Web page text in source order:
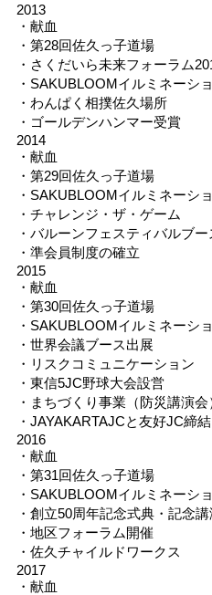
2013
・献血
・第28回佐久っ子道場
・さくだいら未来フォーラム
・SAKUBLOOMイルミネーシ
・わんぱく相撲佐久場所
・ゴールデンハンマー受賞
2014
・献血
・第29回佐久っ子道場
・SAKUBLOOMイルミネーシ
・チャレンジ・ザ・ゲーム
・バルーンフェスティバルブー
・準会員制度の確立
2015
・献血
・第30回佐久っ子道場
・SAKUBLOOMイルミネーシ
・世界会議ブース出展
・リスクコミュニケーション
・東信5JC野球大会設営
・まちづくり事業（防災講演会
・JAYAKARTAJCと友好JC締結
2016
・献血
・第31回佐久っ子道場
・SAKUBLOOMイルミネーシ
・創立50周年記念式典・記念
・地区フォーラム開催
・佐久チャイルドワークス
2017
・献血